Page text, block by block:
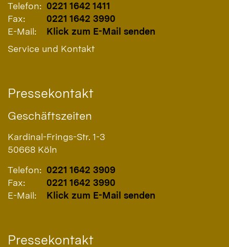
Telefon: 0221 1642 1411
Fax:
0221 1642 3990
E-Mail:
Klick zum E-Mail senden
Service und Kontakt
Pressekontakt
Geschäftszeiten
Kardinal-Frings-Str. 1-3
50668 Köln
Telefon: 0221 1642 3909
Fax:
0221 1642 3990
E-Mail:
Klick zum E-Mail senden
Pressekontakt